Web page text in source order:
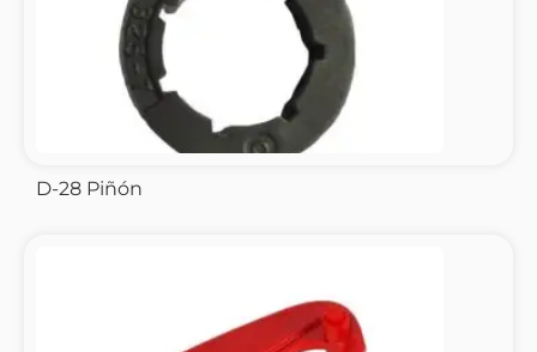
D-28 Piñón